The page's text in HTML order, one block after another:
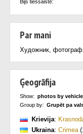
Bijs tiešsaistē:
Par mani
Художник,
Ģeogrāfija
Show: photos by
Group by: Grupēt pa
Krievija:
Ukraina: Crimea